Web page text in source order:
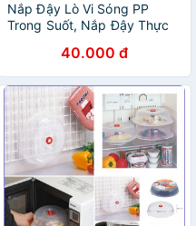
Nắp Đậy Lò Vi Sóng PP
Trong Suốt, Nắp Đậy Thực
40.000 đ